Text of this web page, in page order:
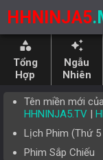
HHNINJA5
category
Tổng
Hợp
auto_awesome
Ngẫu
Nhiên
Tên miền mới
HHNINJA5.TV |
Lịch Phim (Thứ 5
Phim Sắp Chiếu